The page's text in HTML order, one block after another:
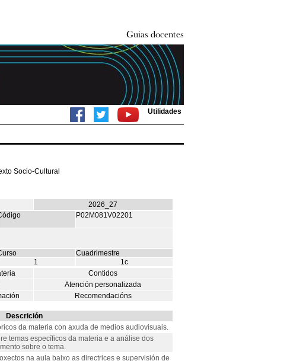
Utilidades
Socio-Cultural
2026_27
P02M081V02201
Cuadrimestre
1
1c
Contidos
Atención personalizada
Recomendacións
Descrición
da materia con axuda de medios audiovisuais.
temas específicos da materia e a análise dos
sobre o tema.
na aula baixo as directrices e supervisión de